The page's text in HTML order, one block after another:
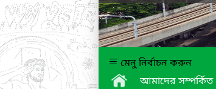
মেনু নির্বাচন করুন
আমাদের সম্পর্কিত